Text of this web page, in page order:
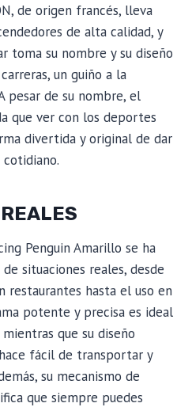
de origen francés, lleva
de alta calidad, y
toma su nombre y su diseño
un guiño a la
pesar de su nombre, el
que ver con los deportes
divertida y original de dar
Penguin Amarillo se ha
situaciones reales, desde
restaurantes hasta el uso en
potente y precisa es ideal
que su diseño
fácil de transportar y
su mecanismo de
que siempre puedes